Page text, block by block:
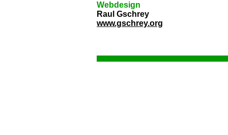
Webdesign
Raul Gschrey
www.gschrey.org